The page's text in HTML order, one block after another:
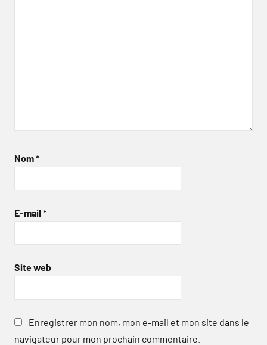
Nom*
E-mail *
Site web
Enregistrer mon nom, mon e-mail et mon site dans le
navigateur pour mon prochain commentaire.